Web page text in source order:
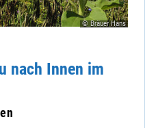
© Bräuer Hans
nach Innen im